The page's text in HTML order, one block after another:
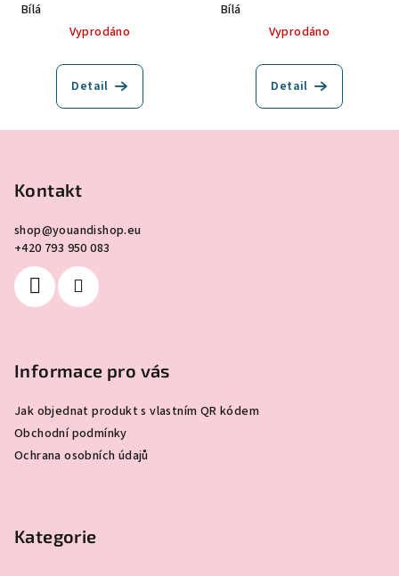
Bílá
Vyprodáno
Detail
Bílá
Vyprodáno
Detail
Kontakt
shop@youandishop.eu
+420 793 950 083
Informace pro vás
Jak objednat produkt s vlastním QR kódem
Obchodní podmínky
Ochrana osobních údajů
Kategorie